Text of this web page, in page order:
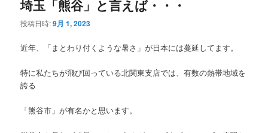
埼玉「熊谷」と言えば・・・
投稿日時:9月 1, 2023
近年、「まとわり付くような暑さ」が日本には蔓延してます。
特に私たちが飛び回っている北関東支店では、有数の熱帯地域を
誇る
「熊谷市」が有名かと思います。